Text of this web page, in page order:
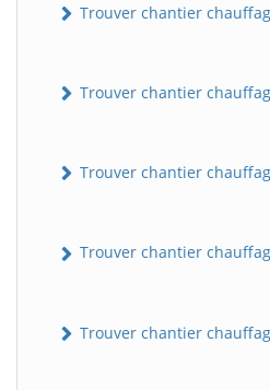
Trouver chantier
Trouver chantier
Trouver chantier
Trouver chantier
Trouver chantier